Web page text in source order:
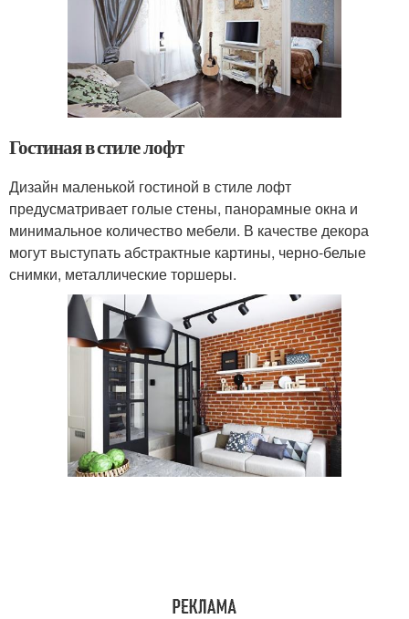
Гостиная в стиле лофт
Дизайн маленькой гостиной в стиле лофт
предусматривает голые стены, панорамные окна и
минимальное количество мебели. В качестве декора
могут выступать абстрактные картины, черно-белые
снимки, металлические торшеры.